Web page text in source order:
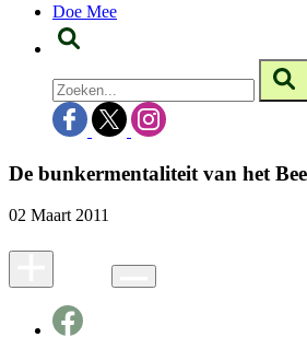
Doe Mee
De bunkermentaliteit van het
02 Maart 2011